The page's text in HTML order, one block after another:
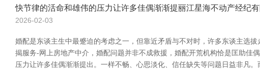
快节律的活命和雄伟的压力让许多佳偶渐渐提丽江星海不动产经纪
2026-02-03
婚配是东谈主生中最蹙迫的考虑之一，但靠近矛盾与不对时，许多东谈主选
揭服务-网上房地产中介，婚配问题并非不成救援，婚配开荒机构恰是匡助佳
压力让许多佳偶渐渐提出。一样不畅、心思淡化、信任缺失等问题日益非凡